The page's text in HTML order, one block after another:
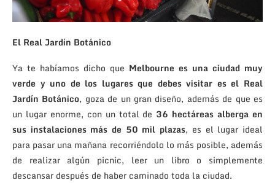
El Real Jardín Botánico
Ya te habíamos dicho que Melbourne es una ciudad muy
verde y uno de los lugares que debes visitar es el Real
Jardín Botánico, goza de un gran diseño, además de que es
un lugar enorme, con un total de 36 hectáreas alberga en
sus instalaciones más de 50 mil plazas, es el lugar ideal
para pasar una mañana recorriéndolo lo más posible, además
de realizar algún picnic, leer un libro o simplemente
descansar después de haber caminado toda la ciudad.